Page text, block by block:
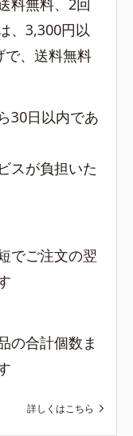
料無料、2回
、3,300円以
で、送料無料
30日以内であ
スが負担いた
でご注文の翌
の合計個数ま
詳しくはこちら